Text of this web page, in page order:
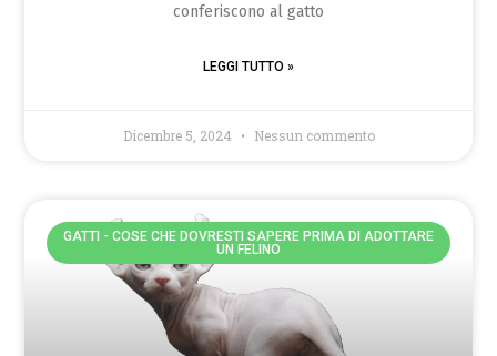
conferiscono al gatto
LEGGI TUTTO »
Dicembre 5, 2024 Nessun commento
GATTI - COSE CHE DOVRESTI SAPERE PRIMA DI ADOTTARE
UN FELINO